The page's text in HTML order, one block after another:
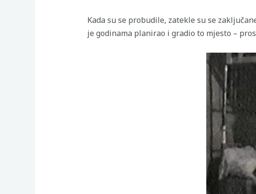
Kada su se probudile, zatekle su se
je godinama planirao i gradio to mjesto –